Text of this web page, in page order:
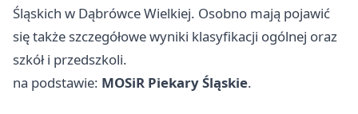
Śląskich w Dąbrówce Wielkiej. Osobno mają pojawić
się także szczegółowe wyniki klasyfikacji ogólnej oraz
szkół i przedszkoli.
na podstawie: MOSiR Piekary Śląskie.